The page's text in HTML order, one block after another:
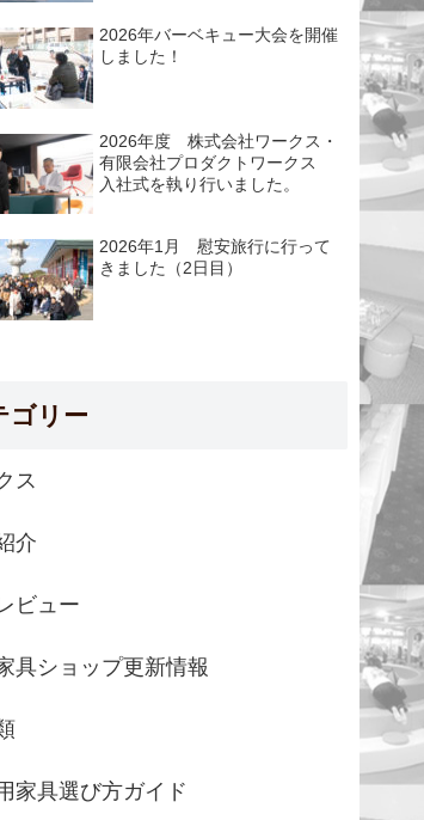
2026年バーベキュー大会を開催
しました！
2026年度 株式会社ワークス・
有限会社プロダクトワークス
入社式を執り行いました。
2026年1月 慰安旅行に行って
きました（2日目）
ゴリー
ス
介
ビュー
具ショップ更新情報
家具選び方ガイド